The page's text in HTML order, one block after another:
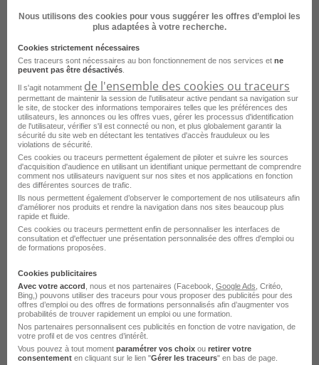
Emploi Chef de service transit Bron
Emploi Chef de service transit Dreux
Emploi Chef de service transit Gleizé
Emploi Chef de service transit Lille
Voir toutes les offres Chef de service transit par
ville
Parcourez les offres d'emploi par
métier dans
Emploi Cariste
Emploi Préparateur de commande
Emploi Ingénieur
Nous utilisons des cookies pour vous suggérer les offres d’emploi les
plus adaptées à votre recherche.
Cookies strictement nécessaires
Ces traceurs sont nécessaires au bon fonctionnement de nos services et ne
peuvent pas être désactivés
Il s'agit notamment de l'ensemble des cookies ou traceurs
permettant de maintenir la session de l'utilisateur active pendant sa navigation sur
le site, de stocker des informations temporaires telles que les préférences des
utilisateurs, les annonces ou les offres vues, gérer les processus d'identification
de l'utilisateur, vérifier s'il est connecté ou non, et plus globalement garantir la
sécurité du site web en détectant les tentatives d'accès frauduleux ou les
violations de sécurité.
Ces cookies ou traceurs permettent également de piloter et suivre les sources
d'acquisition d'audience en utilisant un identifiant unique permettant de comprendre
comment nos utilisateurs naviguent sur nos sites et nos applications en fonction
des différentes sources de trafic.
Ils nous permettent également d’observer le comportement de nos utilisateurs afin
d'améliorer nos produits et rendre la navigation dans nos sites beaucoup plus
rapide et fluide.
Ces cookies ou traceurs permettent enfin de personnaliser les interfaces de
consultation et d'effectuer une présentation personnalisée des offres d'emploi ou
de formations proposées.
Cookies publicitaires
Avec votre accord , nous et nos partenaires (Facebook, Google Ads , Critéo,
Bing,) pouvons utiliser des traceurs pour vous proposer des publicités pour des
offres d’emploi ou des offres de formations personnalisés afin d’augmenter vos
probabilités de trouver rapidement un emploi ou une formation.
Nos partenaires personnalisent ces publicités en fonction de votre navigation, de
votre profil et de vos centres d’intérêt.
Vous pouvez à tout moment paramétrer vos choix ou retirer votre
consentement en cliquant sur le lien "Gérer les traceurs" en bas de page.